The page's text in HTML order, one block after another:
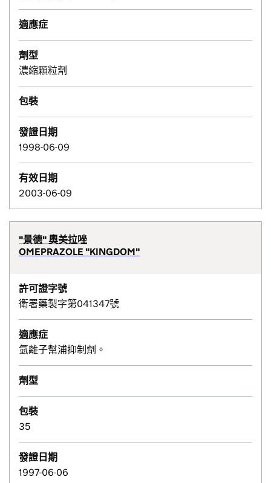
適應症
劑型
濃縮顆粒劑
包裝
發證日期
1998-06-09
有效日期
2003-06-09
"景德" 奧美拉唑
OMEPRAZOLE "KINGDOM"
許可證字號
衛署藥製字第041347號
適應症
氫離子幫浦抑制劑。
劑型
包裝
35
發證日期
1997-06-06